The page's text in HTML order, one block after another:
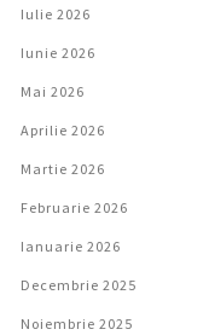
Iulie 2026
Iunie 2026
Mai 2026
Aprilie 2026
Martie 2026
Februarie 2026
Ianuarie 2026
Decembrie 2025
Noiembrie 2025